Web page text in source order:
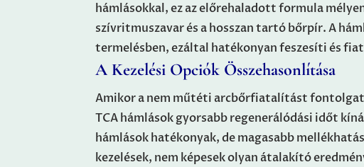
hámlásokkal, ez az előrehaladott formula
szívritmuszavar és a hosszan tartó bőrpír. A
termelésben, ezáltal hatékonyan feszesíti és
A Kezelési Opciók Összehasonlítása
Amikor a nem műtéti arcbőrfiatalítást
TCA hámlások gyorsabb regenerálódási időt
hámlások hatékonyak, de magasabb
kezelések, nem képesek olyan átalakító